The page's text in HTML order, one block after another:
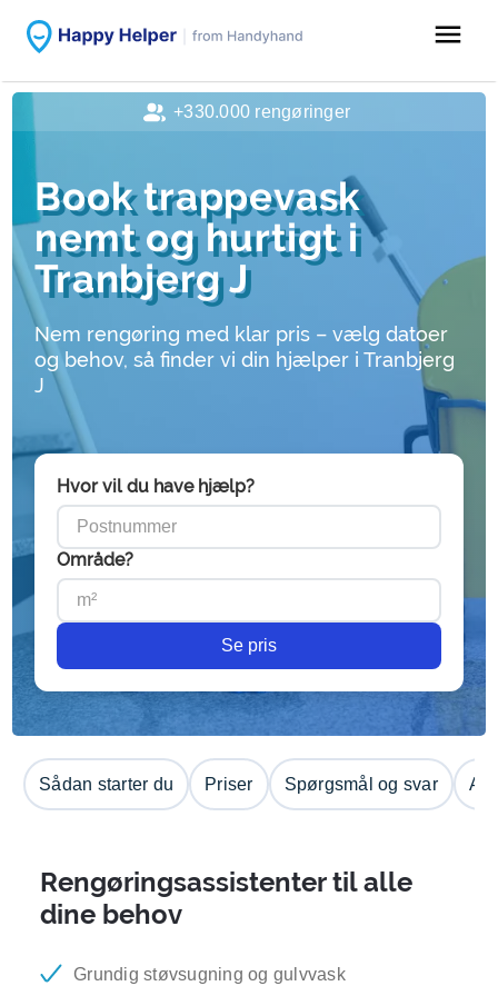
menu
Book trappevask
nemt og hurtigt i
Tranbjerg J
Nem rengøring med klar pris – vælg datoer
og behov, så finder vi din hjælper i Tranbjerg
J
Hvor vil du have hjælp?
Område?
Se pris
Sådan starter du Priser Spørgsmål og svar
Rengøringsassistenter til alle
dine behov
Grundig støvsugning og gulvvask
+330.000 rengøringer